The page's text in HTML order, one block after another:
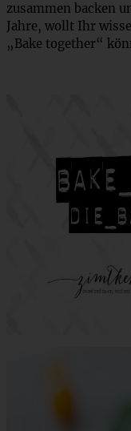
zusammen backen
Jahre, wollt Ihr
„Bake together“